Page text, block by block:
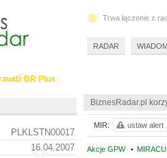
BiznesRadar.pl
Akcje GPW •
MIR: ustaw alert
BR Plus
PLKLSTN00017
16.04.2007
Trwa łączenie z
RADAR